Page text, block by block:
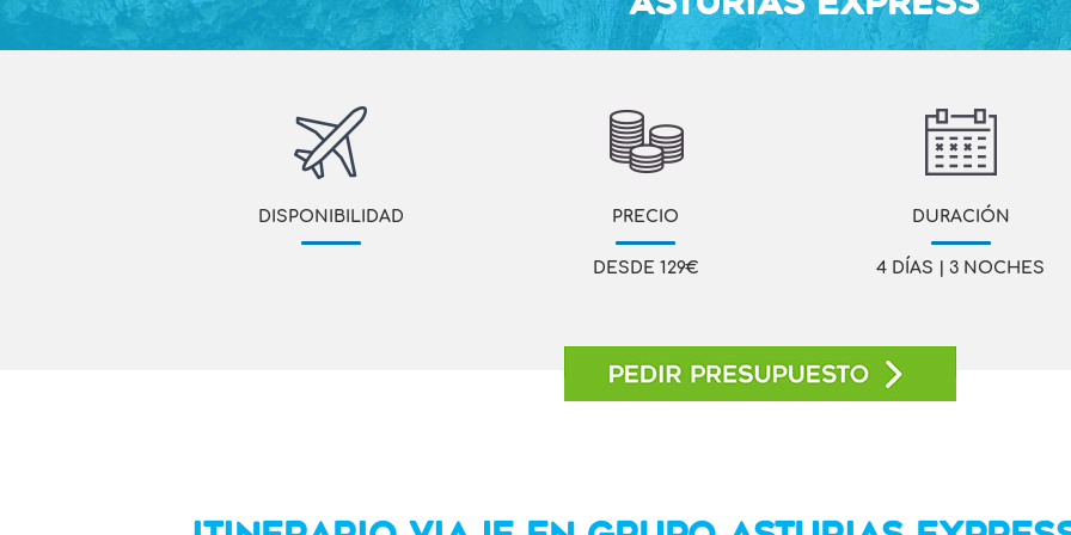
DISPONIBILIDAD PRECIO
DESDE 129€
DURACIÓN
4 DÍAS | 3 NOCHES